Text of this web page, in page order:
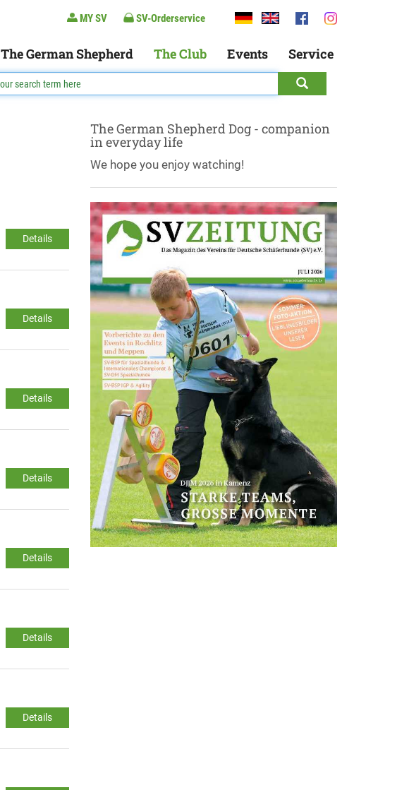
MY SV SV-Orderservice
The German Shepherd The Club Events Service
Details
Details
Details
Details
Details
Details
Details
The German Shepherd Dog - companion
in everyday life
We hope you enjoy watching!